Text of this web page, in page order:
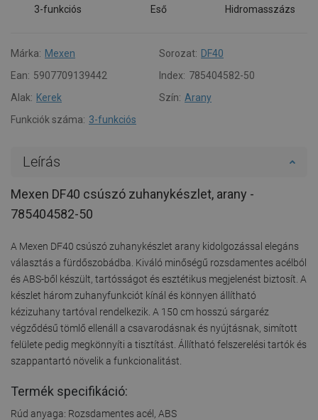
3-funkciós Eső Hidromasszázs
Márka: Mexen Sorozat: DF40
Ean: 5907709139442 Index: 785404582-50
Alak: Kerek Szín: Arany
Funkciók száma: 3-funkciós
Leírás
Mexen DF40 csúszó zuhanykészlet, arany -
785404582-50
A Mexen DF40 csúszó zuhanykészlet arany kidolgozással elegáns
választás a fürdőszobádba. Kiváló minőségű rozsdamentes acélból
és ABS-ből készült, tartósságot és esztétikus megjelenést biztosít. A
készlet három zuhanyfunkciót kínál és könnyen állítható
kézizuhany tartóval rendelkezik. A 150 cm hosszú sárgaréz
végződésű tömlő ellenáll a csavarodásnak és nyújtásnak, simított
felülete pedig megkönnyíti a tisztítást. Állítható felszerelési tartók és
szappantartó növelik a funkcionalitást.
Termék specifikáció:
Rúd anyaga: Rozsdamentes acél, ABS